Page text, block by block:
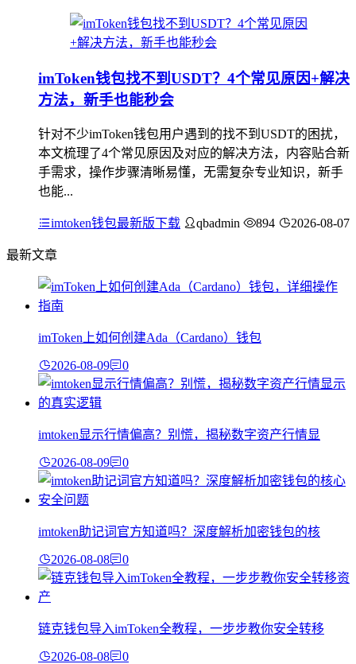
imToken钱包找不到USDT？4个常见原因+解决
方法，新手也能秒会
针对不少imToken钱包用户遇到的找不到USDT的困扰，
本文梳理了4个常见原因及对应的解决方法，内容贴合新
手需求，操作步骤清晰易懂，无需复杂专业知识，新手
也能...
imtoken钱包最新版下载 qbadmin 894 2026-08-07
最新文章
imToken上如何创建Ada（Cardano）钱包
2026-08-09 0
imtoken显示行情偏高？别慌，揭秘数字资产行情显
2026-08-09 0
imtoken助记词官方知道吗？深度解析加密钱包的核
2026-08-08 0
链克钱包导入imToken全教程，一步步教你安全转移
2026-08-08 0